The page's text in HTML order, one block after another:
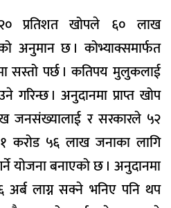
प्रतिशत खोपले ६० लाख
अनुमान छ । कोभ्याक्समार्फत
सस्तो पर्छ । कतिपय मुलुकलाई
गरिन्छ । अनुदानमा प्राप्त खोप
जनसंख्यालाई र सरकारले ५२
करोड ५६ लाख जनाका लागि
योजना बनाएको छ । अनुदानमा
लाग्न सक्ने भनिए पनि थप